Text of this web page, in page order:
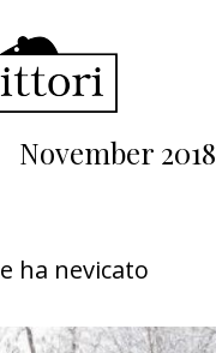
November 2018
ha nevicato